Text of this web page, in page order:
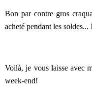
Bon par contre gros
acheté pendant les
Voilà, je vous laisse avec
week-end!